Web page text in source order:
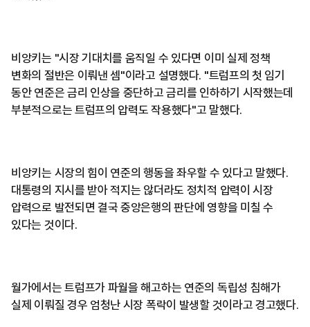
비앙키는 "시장 기대치를 움직일 수 있다면 이미 실제 정책
변화의 절반은 이뤄낸 셈"이라고 설명했다. "트럼프의 첫 임기
동안 연준은 금리 인상을 중단하고 금리를 인하하기 시작했는데
부분적으로는 트럼프의 압력도 작용했다"고 말했다.
비앙키는 시장의 힘이 연준의 행동을 좌우할 수 있다고 말했다.
대통령의 지시를 받아 적지는 않더라도 정치적 압력이 시장
압력으로 발전되면 결국 중앙은행의 판단에 영향을 미칠 수
있다는 것이다.
월가에서는 트럼프가 파월을 해고하는 연준의 독립성 침해가
실제 이뤄질 경우 엄청난 시장 폭락이 발생할 것이라고 경고했다.